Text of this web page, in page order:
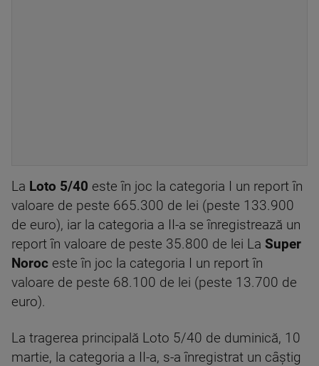
La Loto 5/40 este în joc la categoria I un report în
valoare de peste 665.300 de lei (peste 133.900
de euro), iar la categoria a II-a se înregistrează un
report în valoare de peste 35.800 de lei La Super
Noroc este în joc la categoria I un report în
valoare de peste 68.100 de lei (peste 13.700 de
euro).
La tragerea principală Loto 5/40 de duminică, 10
martie, la categoria a II-a, s-a înregistrat un câștig